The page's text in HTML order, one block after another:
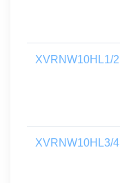
XVRNW10HL1/2
XVRNW10HL3/4